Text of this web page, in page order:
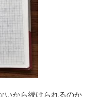
いから続けられるのか